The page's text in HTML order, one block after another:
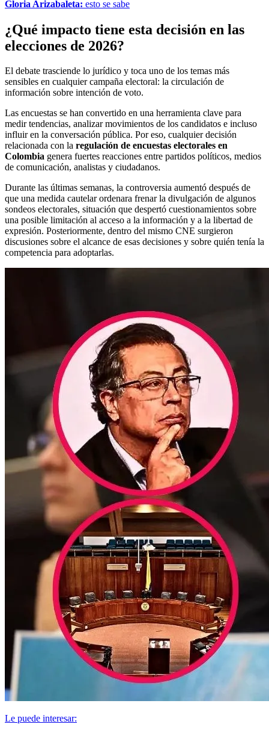
Gloria Arizabaleta: esto se sabe
¿Qué impacto tiene esta decisión en las
elecciones de 2026?
El debate trasciende lo jurídico y toca uno de los temas más
sensibles en cualquier campaña electoral: la circulación de
información sobre intención de voto.
Las encuestas se han convertido en una herramienta clave para
medir tendencias, analizar movimientos de los candidatos e incluso
influir en la conversación pública. Por eso, cualquier decisión
relacionada con la regulación de encuestas electorales en
Colombia genera fuertes reacciones entre partidos políticos, medios
de comunicación, analistas y ciudadanos.
Durante las últimas semanas, la controversia aumentó después de
que una medida cautelar ordenara frenar la divulgación de algunos
sondeos electorales, situación que despertó cuestionamientos sobre
una posible limitación al acceso a la información y a la libertad de
expresión. Posteriormente, dentro del mismo CNE surgieron
discusiones sobre el alcance de esas decisiones y sobre quién tenía la
competencia para adoptarlas.
Le puede interesar: